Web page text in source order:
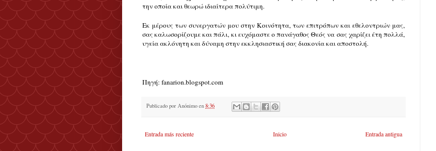
την οποία και θεωρώ ιδιαίτερα πολύτιμη.
Εκ μέρους των συνεργατών μου στην Κοινότητα, των επιτρόπων και εθελοντριών μας,
σας καλωσορίζουμε και πάλι, κι ευχόμαστε ο πανάγαθος Θεός να σας χαρίζει έτη πολλά,
υγεία ακλόνητη και δύναμη στην εκκλησιαστική σας διακονία και αποστολή.
Πηγή: fanarion.blogspot.com
Publicado por Anónimo en 8:36
Entrada más reciente Entrada antigua
Inicio